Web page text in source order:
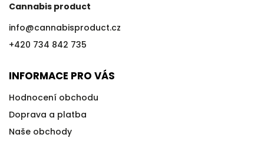
Cannabis product
info@cannabisproduct.cz
+420 734 842 735
INFORMACE PRO VÁS
Hodnocení obchodu
Doprava a platba
Naše obchody